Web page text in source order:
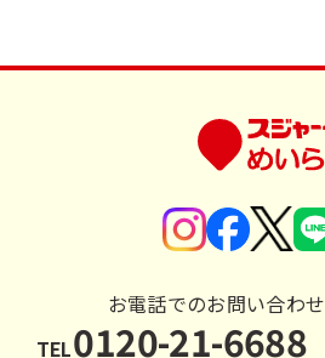
お電話でのお問い合わせ
TEL0120-21-6688